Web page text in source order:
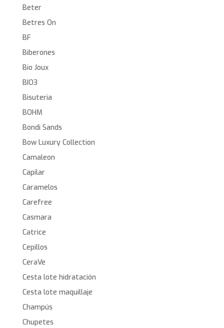
Beter
Betres On
BF
Biberones
Bio Joux
BIO3
Bisuteria
BOHM
Bondi Sands
Bow Luxury Collection
Camaleon
Capilar
Caramelos
Carefree
Casmara
Catrice
Cepillos
CeraVe
Cesta lote hidratación
Cesta lote maquillaje
Champús
Chupetes